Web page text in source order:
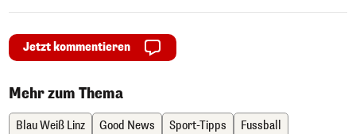
Jetzt kommentieren
Mehr zum Thema
Blau Weiß Linz Good News Sport-Tipps Fussball